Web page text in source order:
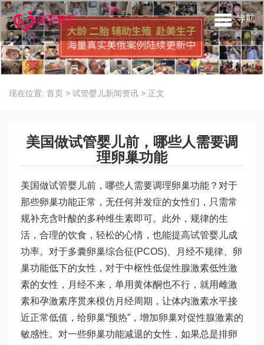
导航
现在位置: 首页 > 试管婴儿新闻资讯 > 正文
美国做试管婴儿前，哪些人需要调
理卵巢功能
美国做试管婴儿前，哪些人需要调理卵巢功能？对于
那些卵巢功能正常，无任何并发症的女性们，只需常
规补充含叶酸的多种维生素即可。此外，规律的生
活，合理的饮食，轻松的心情，也能提高试管婴儿成
功率。对于多囊卵巢综合征(PCOS)、月经不规律、卵
巢功能低下的女性，对于中枢性低促性腺激素低性激
素的女性，月经不来，单用黄体酮也不行，就用雌激
素和孕激素序贯来模仿月经周期，让体内激素水平接
近正常低值，给卵巢“预热”，增加卵巢对促性腺激素的
敏感性。对一些卵巢功能减退的女性，如果总是排卵